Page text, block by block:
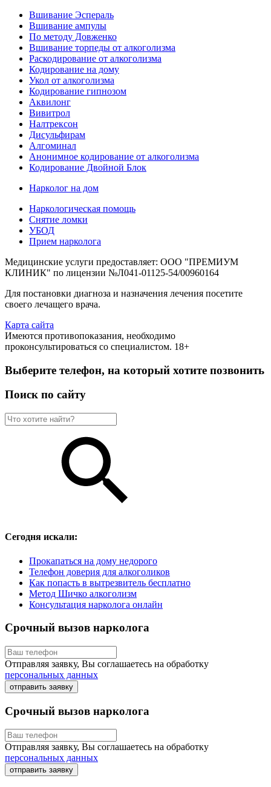
Вшивание Эспераль
Вшивание ампулы
По методу Довженко
Вшивание торпеды от алкоголизма
Раскодирование от алкоголизма
Кодирование на дому
Укол от алкоголизма
Кодирование гипнозом
Аквилонг
Вивитрол
Налтрексон
Дисульфирам
Алгоминал
Анонимное кодирование от алкоголизма
Кодирование Двойной Блок
Нарколог на дом
Наркологическая помощь
Снятие ломки
УБОД
Прием нарколога
Медицинские услуги предоставляет: ООО "ПРЕМИУМ
КЛИНИК" по лицензии №Л041-01125-54/00960164
Для постановки диагноза и назначения лечения посетите
своего лечащего врача.
Карта сайта
Имеются противопоказания, необходимо
проконсультироваться со специалистом. 18+
Выберите телефон, на который хотите позвонить
Поиск по сайту
Сегодня искали:
Прокапаться на дому недорого
Телефон доверия для алкоголиков
Как попасть в вытрезвитель бесплатно
Метод Шичко алкоголизм
Консультация нарколога онлайн
Срочный вызов нарколога
Отправляя заявку, Вы соглашаетесь на обработку
персональных данных
отправить заявку
Срочный вызов нарколога
Отправляя заявку, Вы соглашаетесь на обработку
персональных данных
отправить заявку